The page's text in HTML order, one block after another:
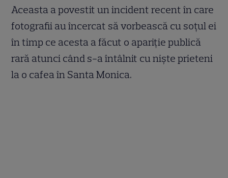
Aceasta a povestit un incident recent în care
fotografii au încercat să vorbească cu soţul ei
în timp ce acesta a făcut o apariţie publică
rară atunci când s-a întâlnit cu niște prieteni
la o cafea în Santa Monica.